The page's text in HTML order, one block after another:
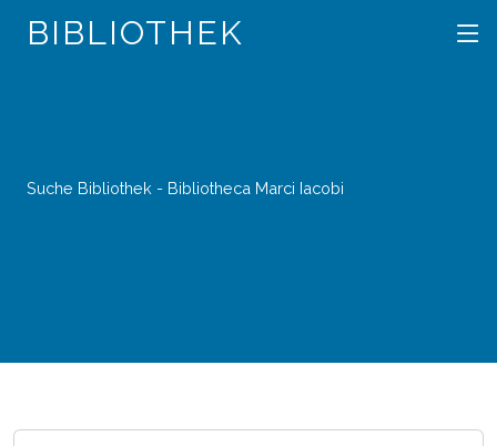
BIBLIOTHEK
Suche Bibliothek - Bibliotheca Marci Iacobi